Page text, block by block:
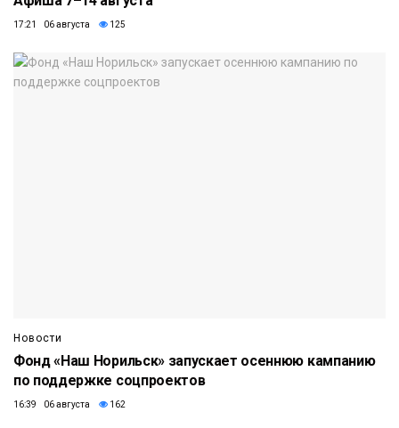
17:21 06 августа 125
Новости
Фонд «Наш Норильск» запускает осеннюю кампанию
по поддержке соцпроектов
16:39 06 августа 162